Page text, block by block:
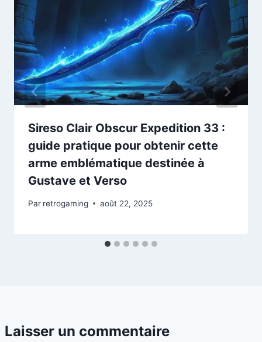
Sireso Clair Obscur Expedition 33 :
guide pratique pour obtenir cette
arme emblématique destinée à
Gustave et Verso
Par retrogaming août 22, 2025
Laisser un commentaire